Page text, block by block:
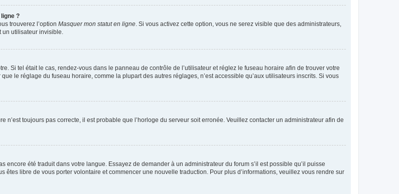
?
trouverez l’option Masquer mon statut en ligne . Si vous activez cette option, vous ne serez visible que des administrateurs,
utilisateur invisible.
Si tel était le cas, rendez-vous dans le panneau de contrôle de l’utilisateur et réglez le fuseau horaire afin de trouver votre
le réglage du fuseau horaire, comme la plupart des autres réglages, n’est accessible qu’aux utilisateurs inscrits. Si vous
n’est toujours pas correcte, il est probable que l’horloge du serveur soit erronée. Veuillez contacter un administrateur afin de
encore été traduit dans votre langue. Essayez de demander à un administrateur du forum s’il est possible qu’il puisse
êtes libre de vous porter volontaire et commencer une nouvelle traduction. Pour plus d’informations, veuillez vous rendre sur